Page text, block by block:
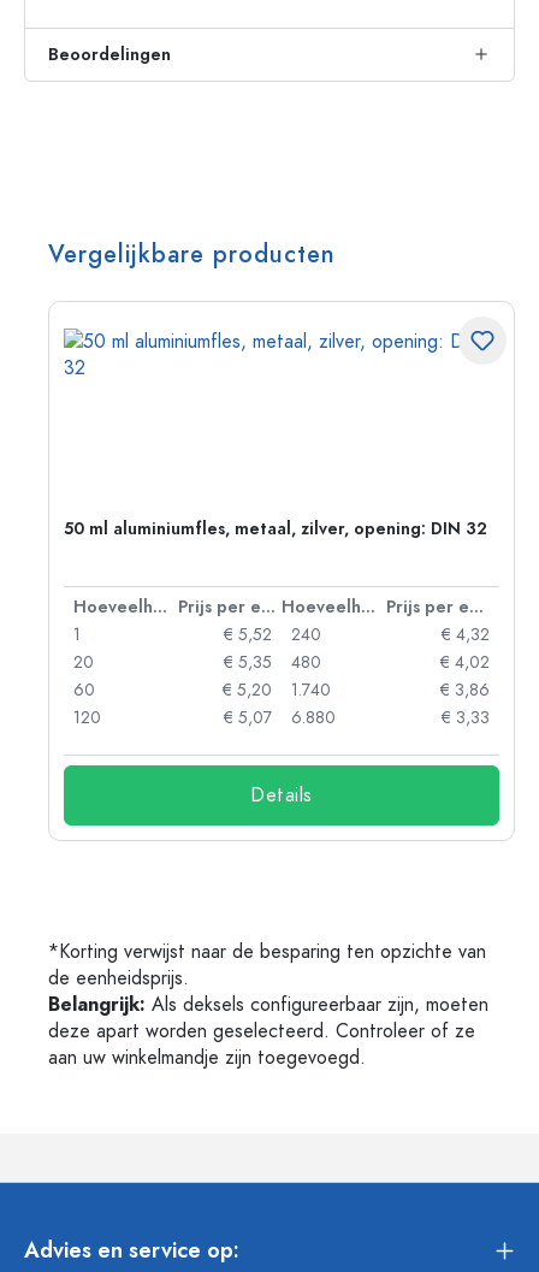
Beoordelingen
Vergelijkbare producten
50 ml aluminiumfles, metaal, zilver, opening: DIN 32
Hoeveelheid Prijs per eenheid Hoeveelheid
Prijs per eenheid
1
€ 5,52
20
€ 5,35
60
€ 5,20
120
€ 5,07
240
€ 4,32
480
€ 4,02
1.740
€ 3,86
6.880
€ 3,33
Details
*Korting verwijst naar de besparing ten opzichte van
de eenheidsprijs.
Belangrijk: Als deksels configureerbaar zijn, moeten
deze apart worden geselecteerd. Controleer of ze
aan uw winkelmandje zijn toegevoegd.
Advies en service op: